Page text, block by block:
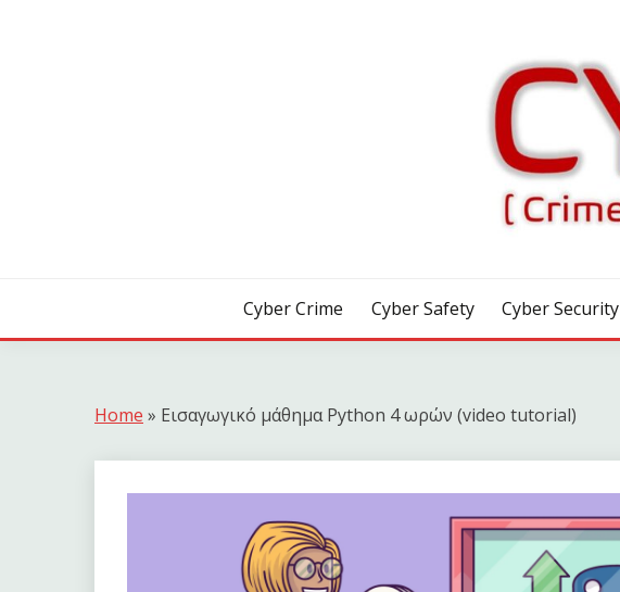
Cyber Crime Cyber Safety Cyber Security
Home » Εισαγωγικό μάθημα Python 4 ωρών (video tutorial)